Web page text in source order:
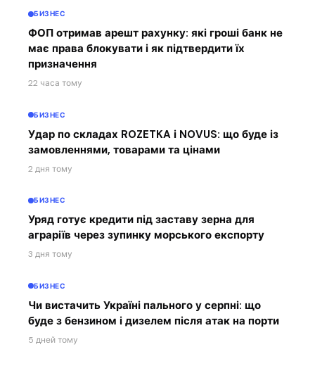
БИЗНЕС
ФОП отримав арешт рахунку: які гроші банк не
має права блокувати і як підтвердити їх
призначення
22 часа тому
БИЗНЕС
Удар по складах ROZETKA і NOVUS: що буде із
замовленнями, товарами та цінами
2 дня тому
БИЗНЕС
Уряд готує кредити під заставу зерна для
аграріїв через зупинку морського експорту
3 дня тому
БИЗНЕС
Чи вистачить Україні пального у серпні: що
буде з бензином і дизелем після атак на порти
5 дней тому